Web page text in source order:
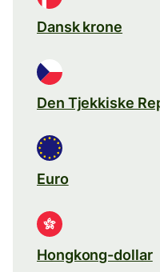
Dansk krone
Den Tjekkiske
Euro
Hongkong-dollar